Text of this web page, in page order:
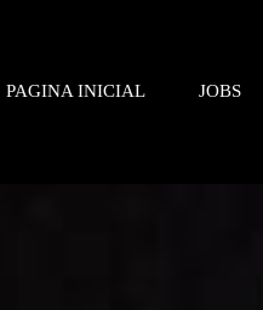
PAGINA INICIAL JOBS